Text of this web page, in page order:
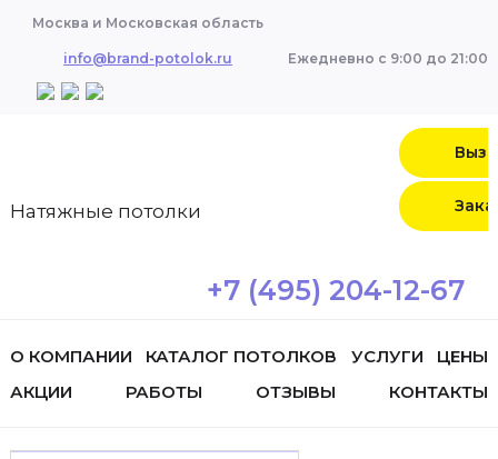
Москва и Московская область
info@brand-potolok.ru Ежедневно с 9:00 до 21:00
Натяжные потолки
+7 (495) 204-12-67
О КОМПАНИИ КАТАЛОГ ПОТОЛКОВ УСЛУГИ
ЦЕНЫ
АКЦИИ
РАБОТЫ ОТЗЫВЫ КОНТАКТЫ